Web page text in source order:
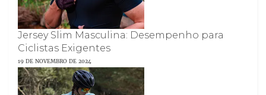
Jersey Slim Masculina: Desempenho para
Ciclistas Exigentes
19 DE NOVEMBRO DE 2024